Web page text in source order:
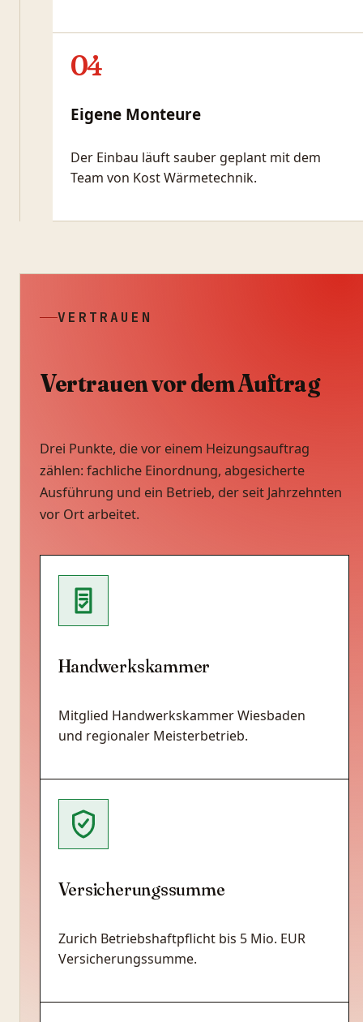
04
Eigene Monteure
Der Einbau läuft sauber geplant mit dem
Team von Kost Wärmetechnik.
VERTRAUEN
Vertrauen vor dem Auftrag
Drei Punkte, die vor einem Heizungsauftrag
zählen: fachliche Einordnung, abgesicherte
Ausführung und ein Betrieb, der seit Jahrzehnten
vor Ort arbeitet.
Handwerkskammer
Mitglied Handwerkskammer Wiesbaden
und regionaler Meisterbetrieb.
Versicherungssumme
Zurich Betriebshaftpflicht bis 5 Mio. EUR
Versicherungssumme.